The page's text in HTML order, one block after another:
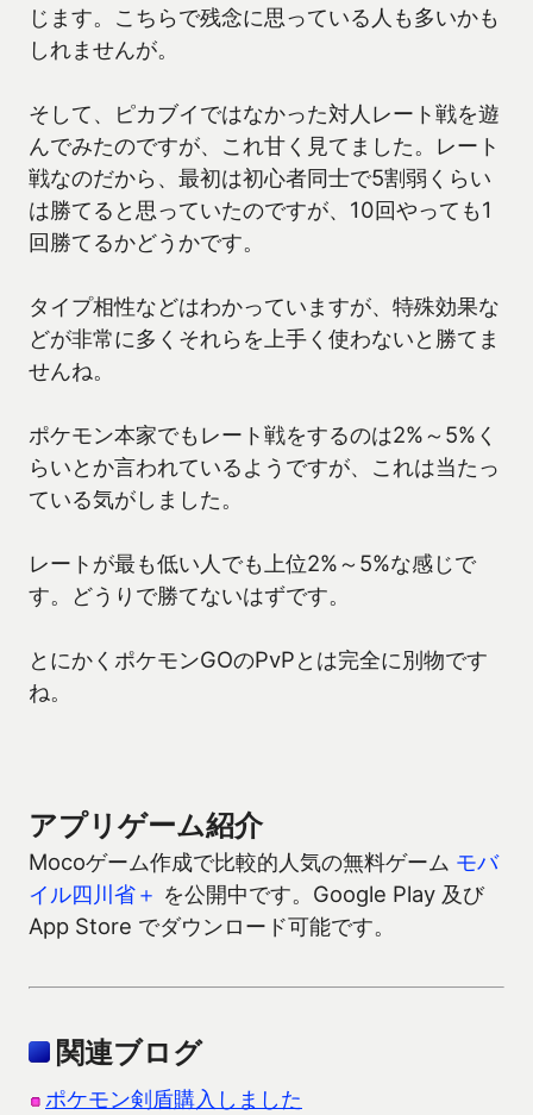
じます。こちらで残念に思っている人も多いかも
しれませんが。
そして、ピカブイではなかった対人レート戦を遊
んでみたのですが、これ甘く見てました。レート
戦なのだから、最初は初心者同士で5割弱くらい
は勝てると思っていたのですが、10回やっても1
回勝てるかどうかです。
タイプ相性などはわかっていますが、特殊効果な
どが非常に多くそれらを上手く使わないと勝てま
せんね。
ポケモン本家でもレート戦をするのは2%～5%く
らいとか言われているようですが、これは当たっ
ている気がしました。
レートが最も低い人でも上位2%～5%な感じで
す。どうりで勝てないはずです。
とにかくポケモンGOのPvPとは完全に別物です
ね。
アプリゲーム紹介
Mocoゲーム作成で比較的人気の無料ゲーム モバ
イル四川省＋ を公開中です。Google Play 及び
App Store でダウンロード可能です。
関連ブログ
ポケモン剣盾購入しました